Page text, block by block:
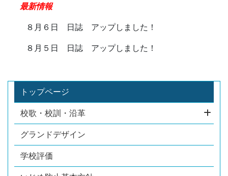
トップページ
校歌・校訓・沿革
グランドデザイン
学校評価
最新情報
８月６日 日誌 アップしました！
８月５日 日誌 アップしました！